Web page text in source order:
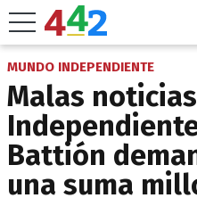
MUNDO INDEPENDIENTE
Malas
Battión
una suma